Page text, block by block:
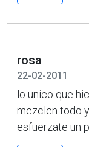
rosa
22-02-2011
lo unico que
mezclen todo
esfuerzate un